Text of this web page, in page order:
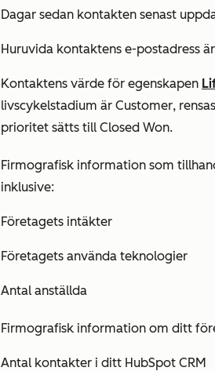
Dagar sedan kontakten senast
Huruvida kontaktens e-postadress
Kontaktens värde för egenskapen
livscykelstadium är Customer,
prioritet sätts till Closed Won.
Firmografisk information som
inklusive:
Företagets intäkter
Företagets använda teknologier
Antal anställda
Firmografisk information om ditt
Antal kontakter i ditt HubSpot CRM